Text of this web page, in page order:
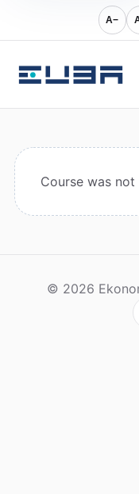
A−
Course was not
© 2026